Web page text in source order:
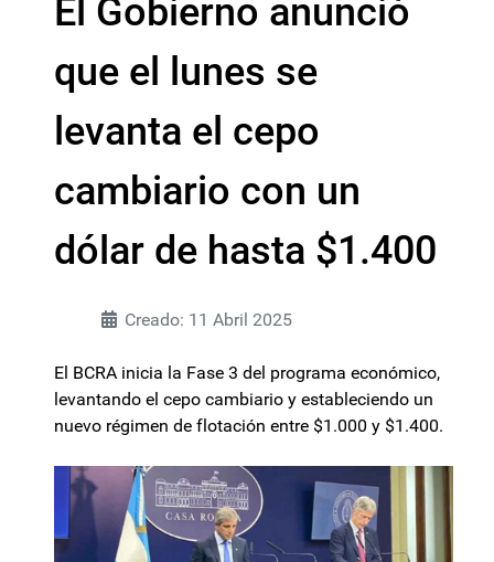
El Gobierno anunció
que el lunes se
levanta el cepo
cambiario con un
dólar de hasta $1.400
Creado: 11 Abril 2025
El BCRA inicia la Fase 3 del programa económico,
levantando el cepo cambiario y estableciendo un
nuevo régimen de flotación entre $1.000 y $1.400.